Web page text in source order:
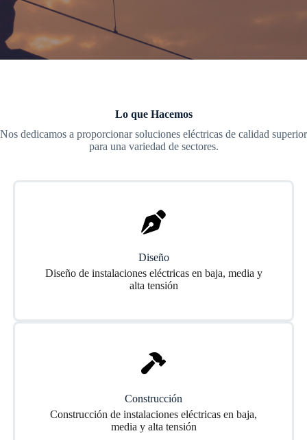
Lo que Hacemos
Nos dedicamos a proporcionar soluciones eléctricas de calidad superior
para una variedad de sectores.
Diseño
Diseño de instalaciones eléctricas en baja, media y
alta tensión
Construcción
Construcción de instalaciones eléctricas en baja,
media y alta tensión